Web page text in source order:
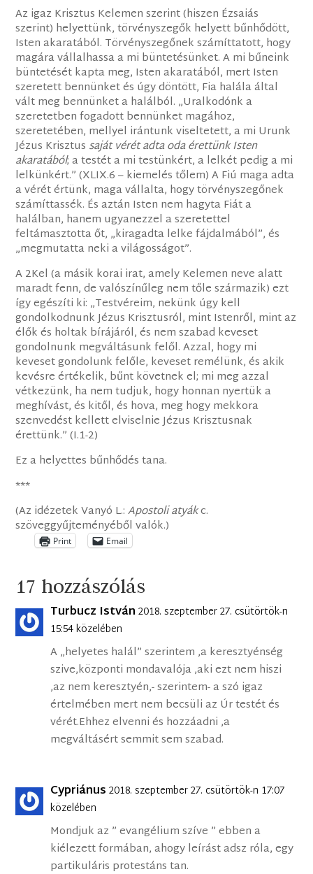
Az igaz Krisztus Kelemen szerint (hiszen Ézsaiás
szerint) helyettünk, törvényszegők helyett bűnhődött,
Isten akaratából. Törvényszegőnek számíttatott, hogy
magára vállalhassa a mi büntetésünket. A mi bűneink
büntetését kapta meg, Isten akaratából, mert Isten
szeretett bennünket és úgy döntött, Fia halála által
vált meg bennünket a halálból. „Uralkodónk a
szeretetben fogadott bennünket magához,
szeretetében, mellyel irántunk viseltetett, a mi Urunk
Jézus Krisztus saját vérét adta oda érettünk Isten
akaratából; a testét a mi testünkért, a lelkét pedig a mi
lelkünkért.” (XLIX.6 – kiemelés tőlem) A Fiú maga adta
a vérét értünk, maga vállalta, hogy törvényszegőnek
számíttassék. És aztán Isten nem hagyta Fiát a
halálban, hanem ugyanezzel a szeretettel
feltámasztotta őt, „kiragadta lelke fájdalmából”, és
„megmutatta neki a világosságot”.
A 2Kel (a másik korai irat, amely Kelemen neve alatt
maradt fenn, de valószínűleg nem tőle származik) ezt
így egészíti ki: „Testvéreim, nekünk úgy kell
gondolkodnunk Jézus Krisztusról, mint Istenről, mint az
élők és holtak bírájáról, és nem szabad keveset
gondolnunk megváltásunk felől. Azzal, hogy mi
keveset gondolunk felőle, keveset remélünk, és akik
kevésre értékelik, bűnt követnek el; mi meg azzal
vétkezünk, ha nem tudjuk, hogy honnan nyertük a
meghívást, és kitől, és hova, meg hogy mekkora
szenvedést kellett elviselnie Jézus Krisztusnak
érettünk.” (I.1-2)
Ez a helyettes bűnhődés tana.
***
(Az idézetek Vanyó L.:Apostoli atyákc.
szöveggyűjteményéből valók.)
Print Email
17 hozzászólás
Turbucz István 2018. szeptember 27. csütörtök-n
15:54 közelében
A „helyetes halál” szerintem ,a keresztyénség
szive,központi mondavalója ,aki ezt nem hiszi
,az nem keresztyén,- szerintem- a szó igaz
értelmében mert nem becsüli az Úr testét és
vérét.Ehhez elvenni és hozzáadni ,a
megváltásért semmit sem szabad.
Cypriánus 2018. szeptember 27. csütörtök-n 17:07
közelében
Mondjuk az ” evangélium szíve ” ebben a
kiélezett formában, ahogy leírást adsz róla, egy
partikuláris protestáns tan.